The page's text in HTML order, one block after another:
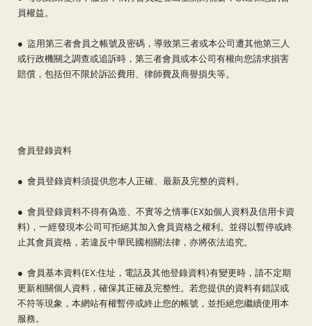
員權益。
● 盜用第三者會員之帳號及密碼，導致第三者或本公司遭其他第三人
或行政機關之調查或追訴時，第三者會員或本公司有權向您請求損害
賠償，包括但不限於訴訟費用、律師費及商譽損失等。
會員登錄資料
● 會員登錄資料須提供您本人正確、最新及完整的資料。
● 會員登錄資料不得有偽造、不實等之情事(EX如個人資料及信用卡資
料)，一經發現本公司可拒絕其加入會員資格之權利。並得以暫停或終
止其會員資格，若違反中華民國相關法律，亦將依法追究。
● 會員基本資料(EX:住址，電話及其他登錄資料)有變更時，請不定期
更新相關個人資料，確保其正確及完整性。若您提供的資料有錯誤或
不符等現象，本網站有權暫停或終止您的帳號，並拒絕您繼續使用本
服務。